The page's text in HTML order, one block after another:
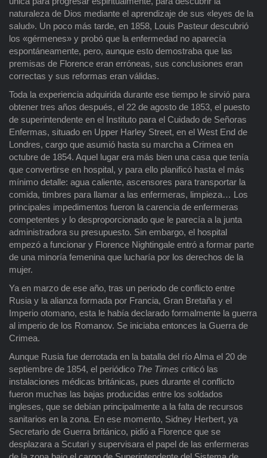
naturaleza de Dios mediante el aprendizaje de sus «leyes de la
salud». Un poco más tarde, en 1858, Louis Pasteur descubrió
los «gérmenes» y probó que la enfermedad no aparecía
espontáneamente, pero, aunque esto demostraba que las
premisas de Florence eran erróneas, sus conclusiones eran
correctas y sus reformas eran válidas.
Toda la experiencia adquirida durante ese tiempo le sirvió para
obtener tres años después, el 22 de agosto de 1853, el puesto
de superintendente en el Instituto para el Cuidado de Señoras
Enfermas, situado en Upper Harley Street, en el West End de
Londres, cargo que asumió hasta su marcha a Crimea en
octubre de 1854. Aquel lugar era más bien una casa que tenía
que convertirse en hospital, y para ello planificó hasta el más
mínimo detalle: agua caliente, ascensores para transportar la
comida, timbres para llamar a las enfermeras, limpieza… Los
principales impedimentos fueron la carencia de enfermeras
competentes y lo desproporcionado que le parecía a la junta
administradora su presupuesto. Sin embargo, el hospital
empezó a funcionar y Florence Nightingale entró a formar parte
de una minoría femenina que lucharía por los derechos de la
mujer.
Ya en marzo de ese año, tras un periodo de conflicto entre
Rusia y la alianza formada por Francia, Gran Bretaña y el
Imperio otomano, esta le había declarado formalmente la guerra
al imperio de los Romanov. Se iniciaba entonces la Guerra de
Crimea.
Aunque Rusia fue derrotada en la batalla del río Alma el 20 de
septiembre de 1854, el periódico The Times criticó las
instalaciones médicas británicas, pues durante el conflicto
fueron muchas las bajas producidas entre los soldados
ingleses, que se debían principalmente a la falta de recursos
sanitarios en la zona. En ese momento, Sidney Herbert, ya
Secretario de Guerra británico, pidió a Florence que se
desplazara a Scutari y supervisara el papel de las enfermeras